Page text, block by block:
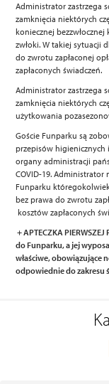
Administrator zastrzega
zamknięcia niektórych
koniecznej
zwłoki. W takiej sytuacji
do zwrotu zapłaconej
zapłaconych świadczeń.
Administrator zastrzega
zamknięcia niektórych
użytkowania
Goście Funparku są
przepisów higienicznych
organy administracji
COVID-19.
Funparku
bez prawa do zwrotu
kosztów zapłaconych
+ APTECZKA
do Funparku, a jej
właściwe, obowiązujące
odpowiednie do zakresu